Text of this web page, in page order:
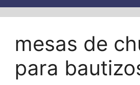
mesas de
para